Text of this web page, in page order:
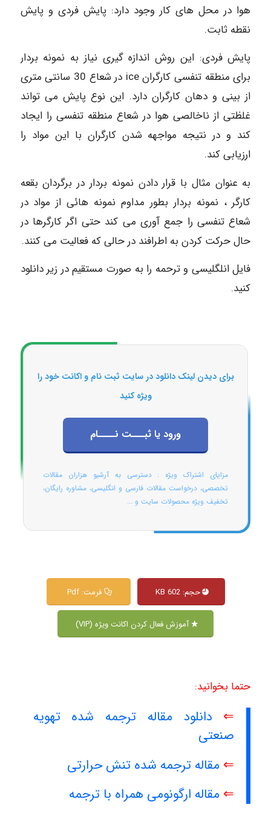
هوا در محل های کار وجود دارد: پایش فردی و پایش
نقطه ثابت.
پایش فردی: این روش اندازه گیری نیاز به نمونه بردار
برای منطقه تنفسی کارگران ice در شعاع 30 سانتی متری
از بینی و دهان کارگران دارد. این نوع پایش می تواند
غلظتی از ناخالصی هوا در شعاع منطقه تنفسی را ایجاد
کند و در نتیجه مواجهه شدن کارگران با این مواد را
ارزیابی کند.
به عنوان مثال با قرار دادن نمونه بردار در برگردان بقعه
کارگر ، نمونه بردار بطور مداوم نمونه هائی از مواد در
شعاع تنفسی را جمع آوری می کند حتی اگر کارگرها در
حال حرکت کردن به اطرافند در حالی که فعالیت می کنند.
فایل انلگلیسی و ترحمه را به صورت مستقیم در زیر دانلود
کنید.
برای دیدن لینک دانلود در سایت ثبت نام و اکانت خود را
ویژه کنید
ورود یا ثبـــت نــــام
مزایای اشتراک ویژه : دسترسی به آرشیو هزاران مقالات
تخصصی، درخواست مقالات فارسی و انگلیسی، مشاوره رایگان،
تخفیف ویژه محصولات سایت و ...
حجم: 602 KB فرمت: Pdf
آموزش فعال کردن اکانت ویژه (VIP)
حتما بخوانید:
⇐ دانلود مقاله ترجمه شده تهویه
صنعتی
⇐ مقاله ترجمه شده تنش حرارتی
⇐ مقاله ارگونومی همراه با ترجمه